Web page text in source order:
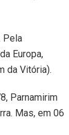
Pela
Europa,
da Vitória).
Parnamirim
Mas, em 06